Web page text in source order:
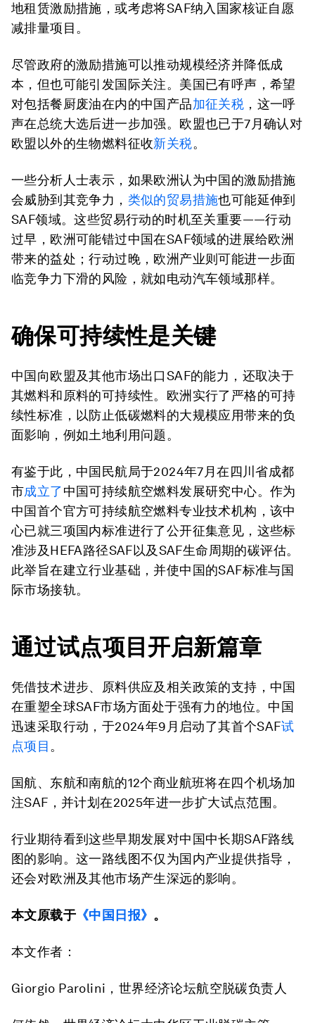
地租赁激励措施，或考虑将SAF纳入国家核证自愿
减排量项目。
尽管政府的激励措施可以推动规模经济并降低成
本，但也可能引发国际关注。美国已有呼声，希望
对包括餐厨废油在内的中国产品加征关税 ，这一呼
声在总统大选后进一步加强。欧盟也已于7月确认对
欧盟以外的生物燃料征收新关税。
一些分析人士表示，如果欧洲认为中国的激励措施
会威胁到其竞争力， 类似的贸易措施也可能延伸到
SAF领域。这些贸易行动的时机至关重要——行动
过早，欧洲可能错过中国在SAF领域的进展给欧洲
带来的益处；行动过晚，欧洲产业则可能进一步面
临竞争力下滑的风险，就如电动汽车领域那样。
确保可持续性是关键
中国向欧盟及其他市场出口SAF的能力，还取决于
其燃料和原料的可持续性。欧洲实行了严格的可持
续性标准，以防止低碳燃料的大规模应用带来的负
面影响，例如土地利用问题。
有鉴于此，中国民航局于2024年7月在四川省成都
市成立了中国可持续航空燃料发展研究中心。作为
中国首个官方可持续航空燃料专业技术机构，该中
心已就三项国内标准进行了公开征集意见，这些标
准涉及HEFA路径SAF以及SAF生命周期的碳评估。
此举旨在建立行业基础，并使中国的SAF标准与国
际市场接轨。
通过试点项目开启新篇章
凭借技术进步、原料供应及相关政策的支持，中国
在重塑全球SAF市场方面处于强有力的地位。中国
迅速采取行动，于2024年9月启动了其首个SAF试
点项目 。
国航、东航和南航的12个商业航班将在四个机场加
注SAF，并计划在2025年进一步扩大试点范围。
行业期待看到这些早期发展对中国中长期SAF路线
图的影响。这一路线图不仅为国内产业提供指导，
还会对欧洲及其他市场产生深远的影响。
本文原载于 《中国日报》 。
本文作者：
Giorgio Parolini，世界经济论坛航空脱碳负责人